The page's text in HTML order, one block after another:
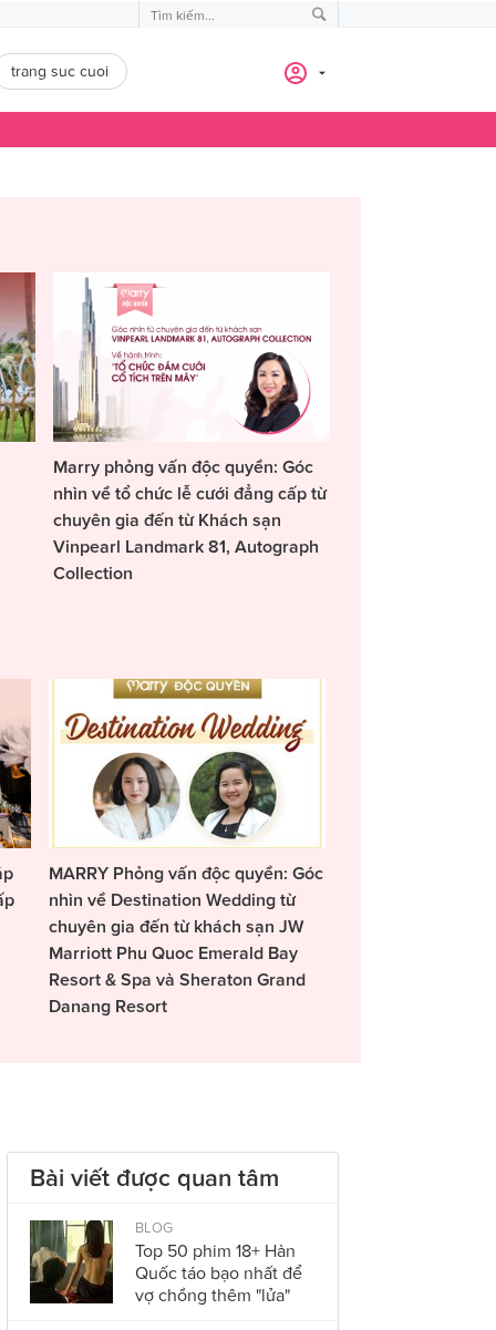
trang suc cuoi
Marry phỏng vấn độc quyền: Góc
nhìn về tổ chức lễ cưới đẳng cấp từ
chuyên gia đến từ Khách sạn
Vinpearl Landmark 81, Autograph
Collection
MARRY Phỏng vấn độc quyền: Góc
nhìn về Destination Wedding từ
chuyên gia đến từ khách sạn JW
Marriott Phu Quoc Emerald Bay
Resort & Spa và Sheraton Grand
Danang Resort
Bài viết được quan tâm
BLOG
Top 50 phim 18+ Hàn
Quốc táo bạo nhất để
vợ chồng thêm "lửa"